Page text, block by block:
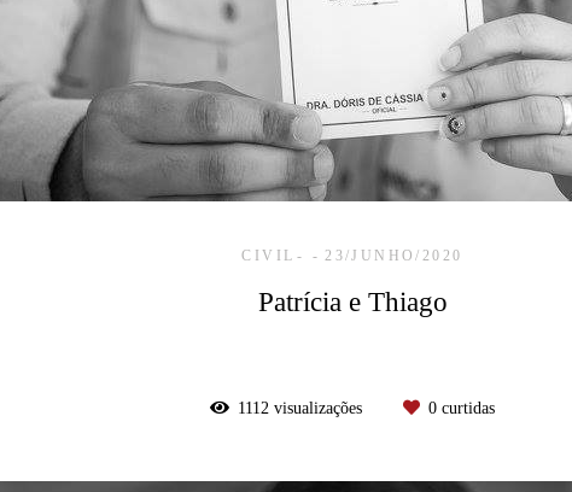
CIVIL 23/JUNHO/2020
Patrícia e Thiago
1112 visualizações 0 curtidas